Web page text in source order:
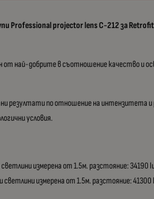
Professional projector lens C-212 за
най-добрите в съотношение качество и
резултати по отношение на интензитета и
условия.
измерена от 1.5м. разстояние: 34190
измерена от 1.5м. разстояние: